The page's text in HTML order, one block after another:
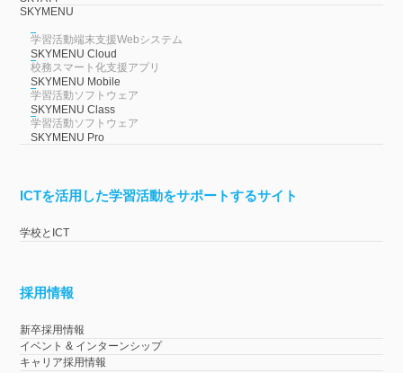
SKYMENU
学習活動端末支援Webシステム
SKYMENU Cloud
校務スマート化支援アプリ
SKYMENU Mobile
学習活動ソフトウェア
SKYMENU Class
学習活動ソフトウェア
SKYMENU Pro
ICTを活用した学習活動をサポートするサイト
学校とICT
採用情報
新卒採用情報
イベント & インターンシップ
キャリア採用情報